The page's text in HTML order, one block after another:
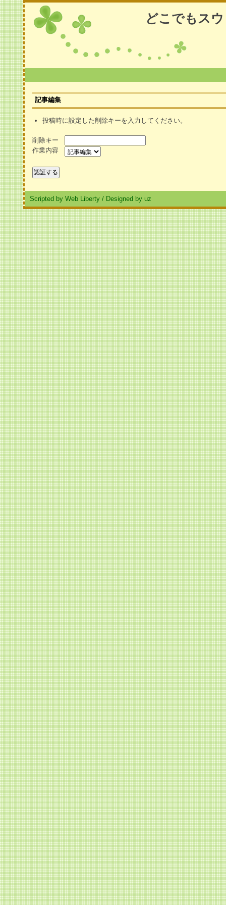
どこでもス
記事編集
投稿時に設定した削除キーを入力してください。
削除キー
作業内容
Scripted by Web Liberty / Designed by uz